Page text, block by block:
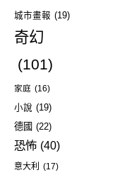
城市畫報 (19)
奇幻
(101)
家庭 (16)
小說 (19)
德國 (22)
恐怖 (40)
意大利 (17)